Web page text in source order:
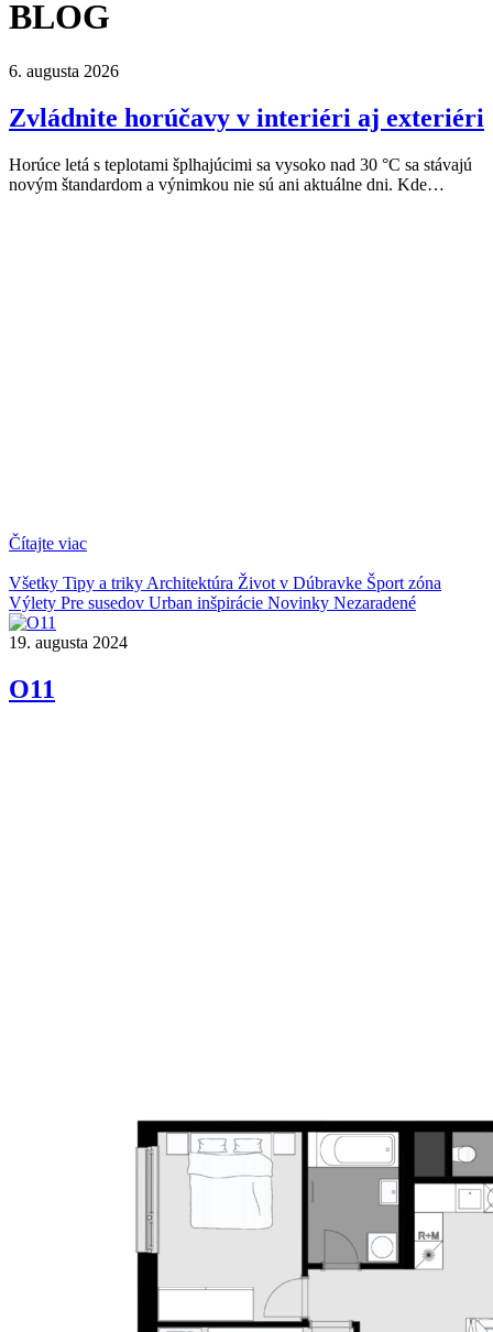
BLOG
6. augusta 2026
Zvládnite horúčavy v interiéri aj exteriéri
Horúce letá s teplotami šplhajúcimi sa vysoko nad 30 °C sa stávajú
novým štandardom a výnimkou nie sú ani aktuálne dni. Kde…
Čítajte viac
Všetky Tipy a triky Architektúra Život v Dúbravke Šport zóna
Výlety Pre susedov Urban inšpirácie Novinky Nezaradené
19. augusta 2024
O11